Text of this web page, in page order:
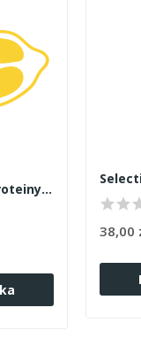
Belleco limonkowe proteiny zestaw mały
38,00